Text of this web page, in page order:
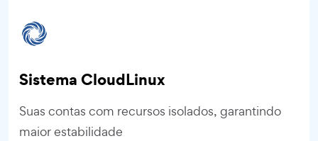
Sistema CloudLinux
Suas contas com recursos isolados, garantindo
maior estabilidade